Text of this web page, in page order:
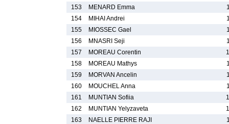
153
MENARD Emma
154
MIHAI Andrei
155
MIOSSEC Gael
156
MNASRI Seji
157
MOREAU Corentin
158
MOREAU Mathys
159
MORVAN Ancelin
160
MOUCHEL Anna
161
MUNTIAN Sofiia
162
MUNTIAN Yelyzaveta
163
NAELLE PIERRE RAJI